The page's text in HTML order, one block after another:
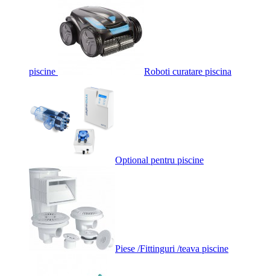
piscine Roboti curatare piscina
Optional pentru piscine
Piese /Fittinguri /teava piscine